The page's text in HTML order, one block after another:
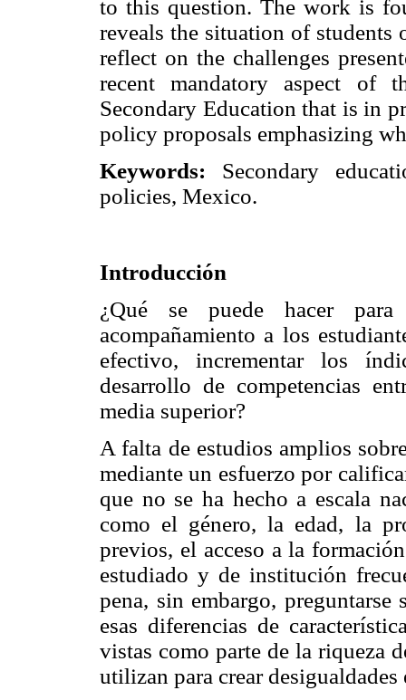
to this question. The work is
reveals the situation of students
reflect on the challenges
recent mandatory aspect of
Secondary Education that is in
policy proposals emphasizing
Keywords: Secondary
policies, Mexico.
Introducción
¿Qué se puede hacer
acompañamiento a los
efectivo, incrementar los
desarrollo de competencias
media superior?
A falta de estudios amplios
mediante un esfuerzo por
que no se ha hecho a escala
como el género, la edad, la
previos, el acceso a la
estudiado y de institución
pena, sin embargo,
esas diferencias de
vistas como parte de la riqueza
utilizan para crear desigualdades